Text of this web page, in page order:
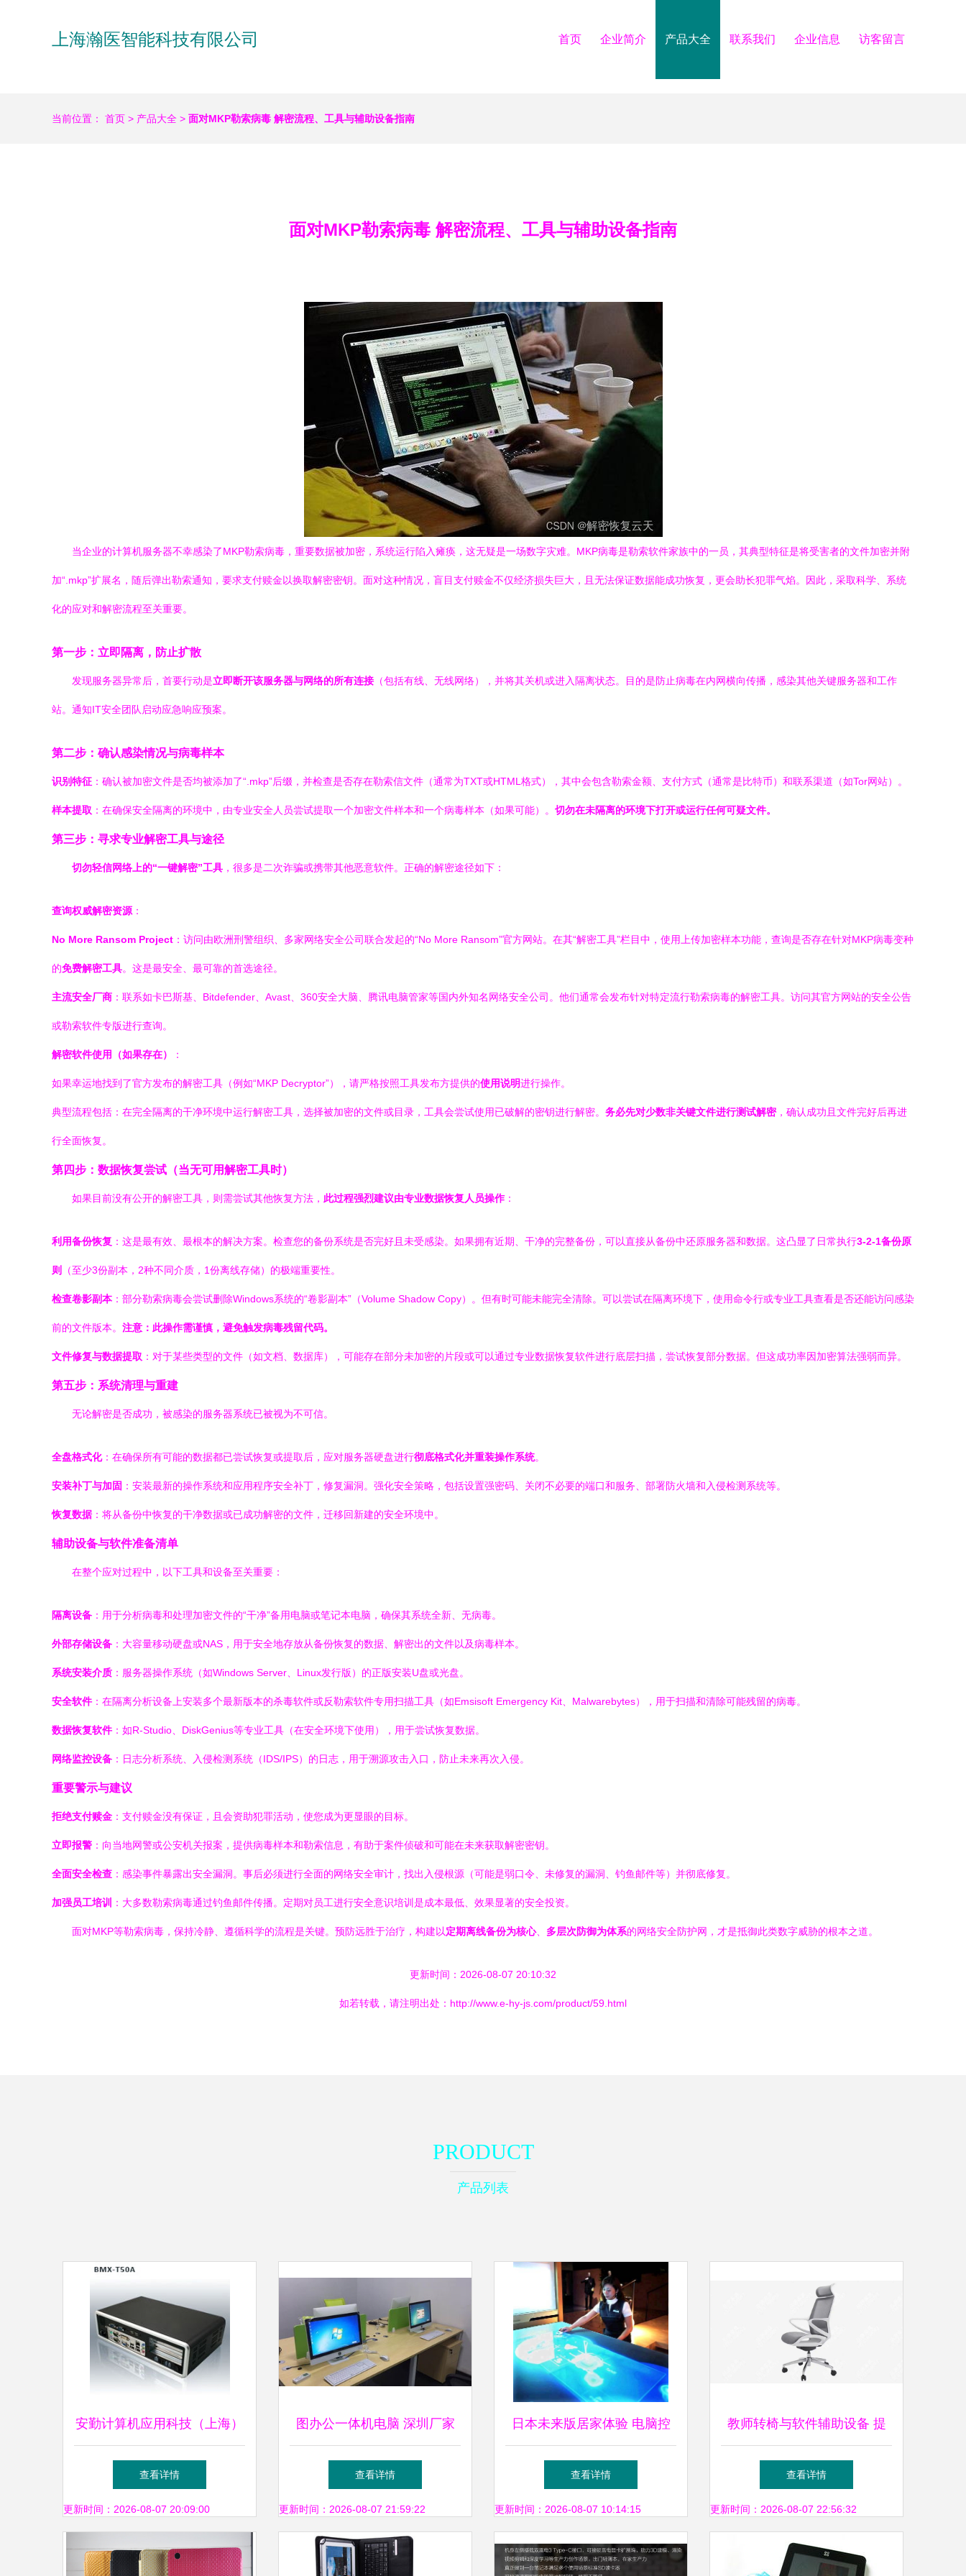
上海瀚医智能科技有限公司 首页 企业简介 产品大全 联系我们 企业信息 访客留言
当前位置： 首页 > 产品大全 > 面对MKP勒索病毒 解密流程、工具与辅助设备指南
面对MKP勒索病毒 解密流程、工具与辅助设备指南
当企业的计算机服务器不幸感染了MKP勒索病毒，重要数据被加密，系统运行陷入瘫痪，这无疑是一场数字灾难。MKP病毒是勒索软件家族中的一员，其典型特征是将受害者的文件加密并附
加“.mkp”扩展名，随后弹出勒索通知，要求支付赎金以换取解密密钥。面对这种情况，盲目支付赎金不仅经济损失巨大，且无法保证数据能成功恢复，更会助长犯罪气焰。因此，采取科学、系统
化的应对和解密流程至关重要。
第一步：立即隔离，防止扩散
发现服务器异常后，首要行动是立即断开该服务器与网络的所有连接 （包括有线、无线网络），并将其关机或进入隔离状态。目的是防止病毒在内网横向传播，感染其他关键服务器和工作
站。通知IT安全团队启动应急响应预案。
第二步：确认感染情况与病毒样本
识别特征 ：确认被加密文件是否均被添加了“.mkp”后缀，并检查是否存在勒索信文件（通常为TXT或HTML格式），其中会包含勒索金额、支付方式（通常是比特币）和联系渠道（如Tor网站）。
样本提取 ：在确保安全隔离的环境中，由专业安全人员尝试提取一个加密文件样本和一个病毒样本（如果可能）。 切勿在未隔离的环境下打开或运行任何可疑文件。
第三步：寻求专业解密工具与途径
切勿轻信网络上的“一键解密”工具 ，很多是二次诈骗或携带其他恶意软件。正确的解密途径如下：
查询权威解密资源 ：
No More Ransom Project ：访问由欧洲刑警组织、多家网络安全公司联合发起的“No More Ransom”官方网站。在其“解密工具”栏目中，使用上传加密样本功能，查询是否存在针对MKP病毒变种
的免费解密工具。这是最安全、最可靠的首选途径。
主流安全厂商 ：联系如卡巴斯基、Bitdefender、Avast、360安全大脑、腾讯电脑管家等国内外知名网络安全公司。他们通常会发布针对特定流行勒索病毒的解密工具。访问其官方网站的安全公告
或勒索软件专版进行查询。
解密软件使用（如果存在） ：
如果幸运地找到了官方发布的解密工具（例如“MKP Decryptor”），请严格按照工具发布方提供的使用说明进行操作。
典型流程包括：在完全隔离的干净环境中运行解密工具，选择被加密的文件或目录，工具会尝试使用已破解的密钥进行解密。 务必先对少数非关键文件进行测试解密，确认成功且文件完好后再进
行全面恢复。
第四步：数据恢复尝试（当无可用解密工具时）
如果目前没有公开的解密工具，则需尝试其他恢复方法， 此过程强烈建议由专业数据恢复人员操作：
利用备份恢复 ：这是最有效、最根本的解决方案。检查您的备份系统是否完好且未受感染。如果拥有近期、干净的完整备份，可以直接从备份中还原服务器和数据。这凸显了日常执行3-2-1备份原
则 （至少3份副本，2种不同介质，1份离线存储）的极端重要性。
检查卷影副本：部分勒索病毒会尝试删除Windows系统的“卷影副本”（Volume Shadow Copy）。但有时可能未能完全清除。可以尝试在隔离环境下，使用命令行或专业工具查看是否还能访问感染
前的文件版本。 注意：此操作需谨慎，避免触发病毒残留代码。
文件修复与数据提取 ：对于某些类型的文件（如文档、数据库），可能存在部分未加密的片段或可以通过专业数据恢复软件进行底层扫描，尝试恢复部分数据。但这成功率因加密算法强弱而异。
第五步：系统清理与重建
无论解密是否成功，被感染的服务器系统已被视为不可信。
全盘格式化：在确保所有可能的数据都已尝试恢复或提取后，应对服务器硬盘进行彻底格式化并重装操作系统。
安装补丁与加固 ：安装最新的操作系统和应用程序安全补丁，修复漏洞。强化安全策略，包括设置强密码、关闭不必要的端口和服务、部署防火墙和入侵检测系统等。
恢复数据：将从备份中恢复的干净数据或已成功解密的文件，迁移回新建的安全环境中。
辅助设备与软件准备清单
在整个应对过程中，以下工具和设备至关重要：
隔离设备 ：用于分析病毒和处理加密文件的“干净”备用电脑或笔记本电脑，确保其系统全新、无病毒。
外部存储设备 ：大容量移动硬盘或NAS，用于安全地存放从备份恢复的数据、解密出的文件以及病毒样本。
系统安装介质 ：服务器操作系统（如Windows Server、Linux发行版）的正版安装U盘或光盘。
安全软件：在隔离分析设备上安装多个最新版本的杀毒软件或反勒索软件专用扫描工具（如Emsisoft Emergency Kit、Malwarebytes），用于扫描和清除可能残留的病毒。
数据恢复软件：如R-Studio、DiskGenius等专业工具（在安全环境下使用），用于尝试恢复数据。
网络监控设备 ：日志分析系统、入侵检测系统（IDS/IPS）的日志，用于溯源攻击入口，防止未来再次入侵。
重要警示与建议
拒绝支付赎金 ：支付赎金没有保证，且会资助犯罪活动，使您成为更显眼的目标。
立即报警 ：向当地网警或公安机关报案，提供病毒样本和勒索信息，有助于案件侦破和可能在未来获取解密密钥。
全面安全检查 ：感染事件暴露出安全漏洞。事后必须进行全面的网络安全审计，找出入侵根源（可能是弱口令、未修复的漏洞、钓鱼邮件等）并彻底修复。
加强员工培训 ：大多数勒索病毒通过钓鱼邮件传播。定期对员工进行安全意识培训是成本最低、效果显著的安全投资。
面对MKP等勒索病毒，保持冷静、遵循科学的流程是关键。预防远胜于治疗，构建以定期离线备份为核心、 多层次防御为体系的网络安全防护网，才是抵御此类数字威胁的根本之道。
更新时间：2026-08-07 20:10:32
如若转载，请注明出处：http://www.e-hy-js.com/product/59.html
PRODUCT
产品列表
安勤计算机应用科技（上海）
产品中心 一站式计算解决方
案与本地化服务领导者
查看详情
更新时间：2026-08-07 20:09:00
图办公一体机电脑 深圳厂家
直销的优质选择，软件及辅助
设备一站式配齐
查看详情
更新时间：2026-08-07 21:59:22
日本未来版居家体验 电脑控
制与机器人服务引领智能生活
新时代
查看详情
更新时间：2026-08-07 10:14:15
教师转椅与软件辅助设备 提
升教学舒适度的关键选择
查看详情
更新时间：2026-08-07 22:56:32